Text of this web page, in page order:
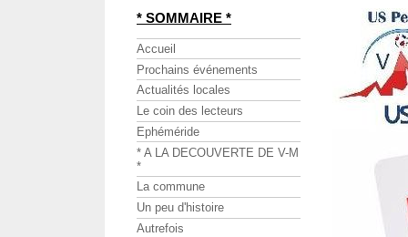
* SOMMAIRE *
Accueil
Prochains événements
Actualités locales
Le coin des lecteurs
Ephéméride
* A LA DECOUVERTE DE V-M
*
La commune
Un peu d'histoire
Autrefois